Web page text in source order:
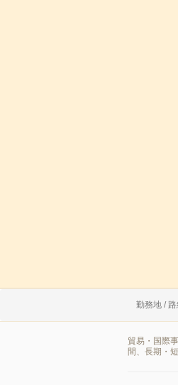
勤務地 /
貿易・国際
間、長期・